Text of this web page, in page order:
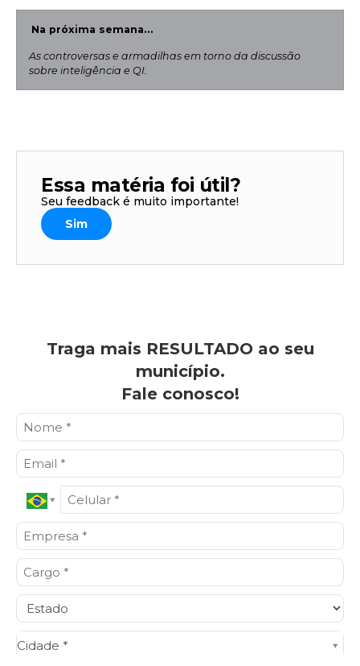
Na próxima semana…
As controversas e armadilhas em torno da discussão
sobre inteligência e QI.
Essa matéria foi útil?
Seu feedback é muito importante!
Sim
Traga mais RESULTADO ao seu
município.
Fale conosco!
Cidade *
Cidade*